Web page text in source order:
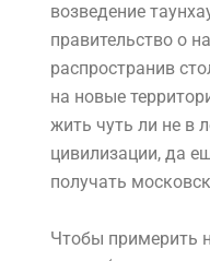
возведение
правительство о
распространив
на новые
жить чуть ли не в
цивилизации, да
получать
Чтобы примерить